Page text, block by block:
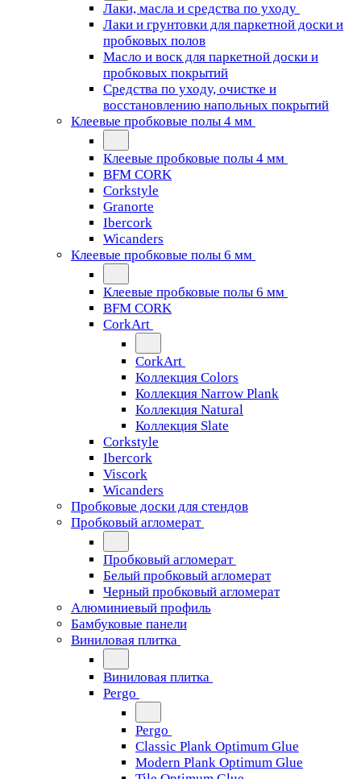
Лаки, масла и средства по уходу
Лаки и грунтовки для паркетной доски и
пробковых полов
Масло и воск для паркетной доски и
пробковых покрытий
Средства по уходу, очистке и
восстановлению напольных покрытий
Клеевые пробковые полы 4 мм
Клеевые пробковые полы 4 мм
BFM CORK
Corkstyle
Granorte
Ibercork
Wicanders
Клеевые пробковые полы 6 мм
Клеевые пробковые полы 6 мм
BFM CORK
CorkArt
CorkArt
Коллекция Colors
Коллекция Narrow Plank
Коллекция Natural
Коллекция Slate
Corkstyle
Ibercork
Viscork
Wicanders
Пробковые доски для стендов
Пробковый агломерат
Пробковый агломерат
Белый пробковый агломерат
Черный пробковый агломерат
Алюминиевый профиль
Бамбуковые панели
Виниловая плитка
Виниловая плитка
Pergo
Pergo
Classic Plank Optimum Glue
Modern Plank Optimum Glue